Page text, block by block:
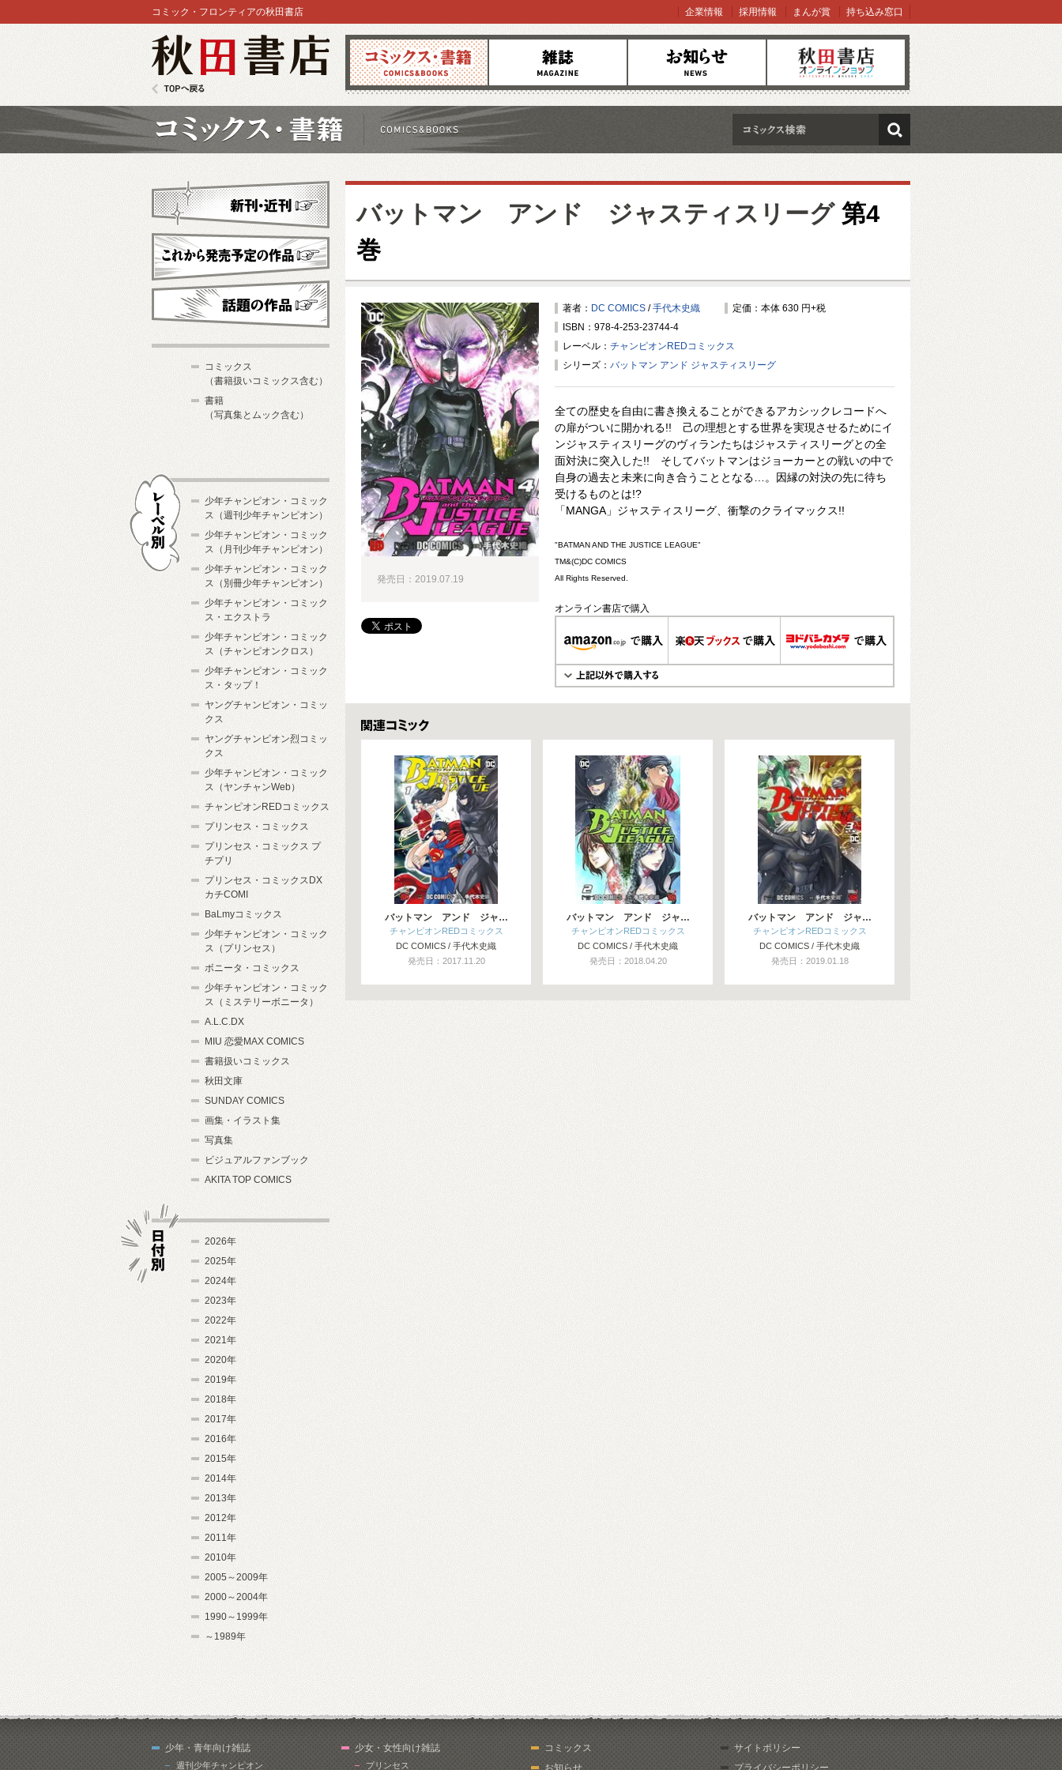
コミックス 雑誌 お知らせ オンラインショップ
コミック・フロンティアの秋田書店 企業情報 採用情報 まんが賞 持ち込み窓口
検索
バットマン アンド ジャスティスリーグ第4
巻
著者： DC COMICS /手代木史織
定価：本体 630 円+税
ISBN：978-4-253-23744-4
レーベル： チャンピオンREDコミックス
シリーズ： バットマン アンド ジャスティスリーグ
全ての歴史を自由に書き換えることができるアカシックレコードへ
の扉がついに開かれる!! 己の理想とする世界を実現させるためにイ
ンジャスティスリーグのヴィランたちはジャスティスリーグとの全
面対決に突入した!! そしてバットマンはジョーカーとの戦いの中で
自身の過去と未来に向き合うこととなる…。因縁の対決の先に待ち
受けるものとは!?
「MANGA」ジャスティスリーグ、衝撃のクライマックス!!
"BATMAN AND THE JUSTICE LEAGUE"
TM&(C)DC COMICS
All Rights Reserved.
オンライン書店で購入
発売日：2019.07.19
関連コミックス
バットマン アンド ジャ…
チャンピオンREDコミックス
DC COMICS / 手代木史織
発売日：2017.11.20
バットマン アンド ジャ…
チャンピオンREDコミックス
DC COMICS / 手代木史織
発売日：2018.04.20
バットマン アンド ジャ…
チャンピオンREDコミックス
DC COMICS / 手代木史織
発売日：2019.01.18
新刊・近刊
これから発売予定
コミックス
（書籍扱いコミックス含む）
書籍
（写真集とムック含む）
少年チャンピオン・コミック
ス（週刊少年チャンピオン）
少年チャンピオン・コミック
ス（月刊少年チャンピオン）
少年チャンピオン・コミック
ス（別冊少年チャンピオン）
少年チャンピオン・コミック
ス・エクストラ
少年チャンピオン・コミック
ス（チャンピオンクロス）
少年チャンピオン・コミック
ス・タップ！
ヤングチャンピオン・コミッ
クス
ヤングチャンピオン烈コミッ
クス
少年チャンピオン・コミック
ス（ヤンチャンWeb）
チャンピオンREDコミックス
プリンセス・コミックス
プリンセス・コミックス プ
チプリ
プリンセス・コミックスDX
カチCOMI
BaLmyコミックス
少年チャンピオン・コミック
ス（プリンセス）
ボニータ・コミックス
少年チャンピオン・コミック
ス（ミステリーボニータ）
A.L.C.DX
MIU 恋愛MAX COMICS
書籍扱いコミックス
秋田文庫
SUNDAY COMICS
画集・イラスト集
写真集
ビジュアルファンブック
AKITA TOP COMICS
2026年
2025年
2024年
2023年
2022年
2021年
2020年
2019年
2018年
2017年
2016年
2015年
2014年
2013年
2012年
2011年
2010年
2005～2009年
2000～2004年
1990～1999年
～1989年
少年・青年向け雑誌
週刊少年チャンピオン
少女・女性向け雑誌
プリンセス
コミックス
お知らせ
サイトポリシー
プライバシーポリシー